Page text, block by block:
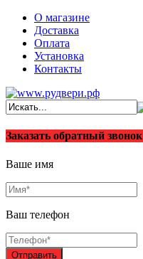
О магазине
Доставка
Оплата
Установка
Контакты
Заказать обратный звонок
Ваше имя
Ваш телефон
Отправить